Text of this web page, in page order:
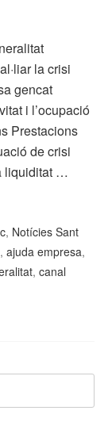
la crisi
gencat
i l’ocupació
Prestacions
de crisi
liquiditat …
, Notícies Sant
,ajuda empresa,
,canal